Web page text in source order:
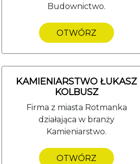
Budownictwo.
OTWÓRZ
KAMIENIARSTWO ŁUKASZ
KOLBUSZ
Firma z miasta Rotmanka
działająca w branży
Kamieniarstwo.
OTWÓRZ